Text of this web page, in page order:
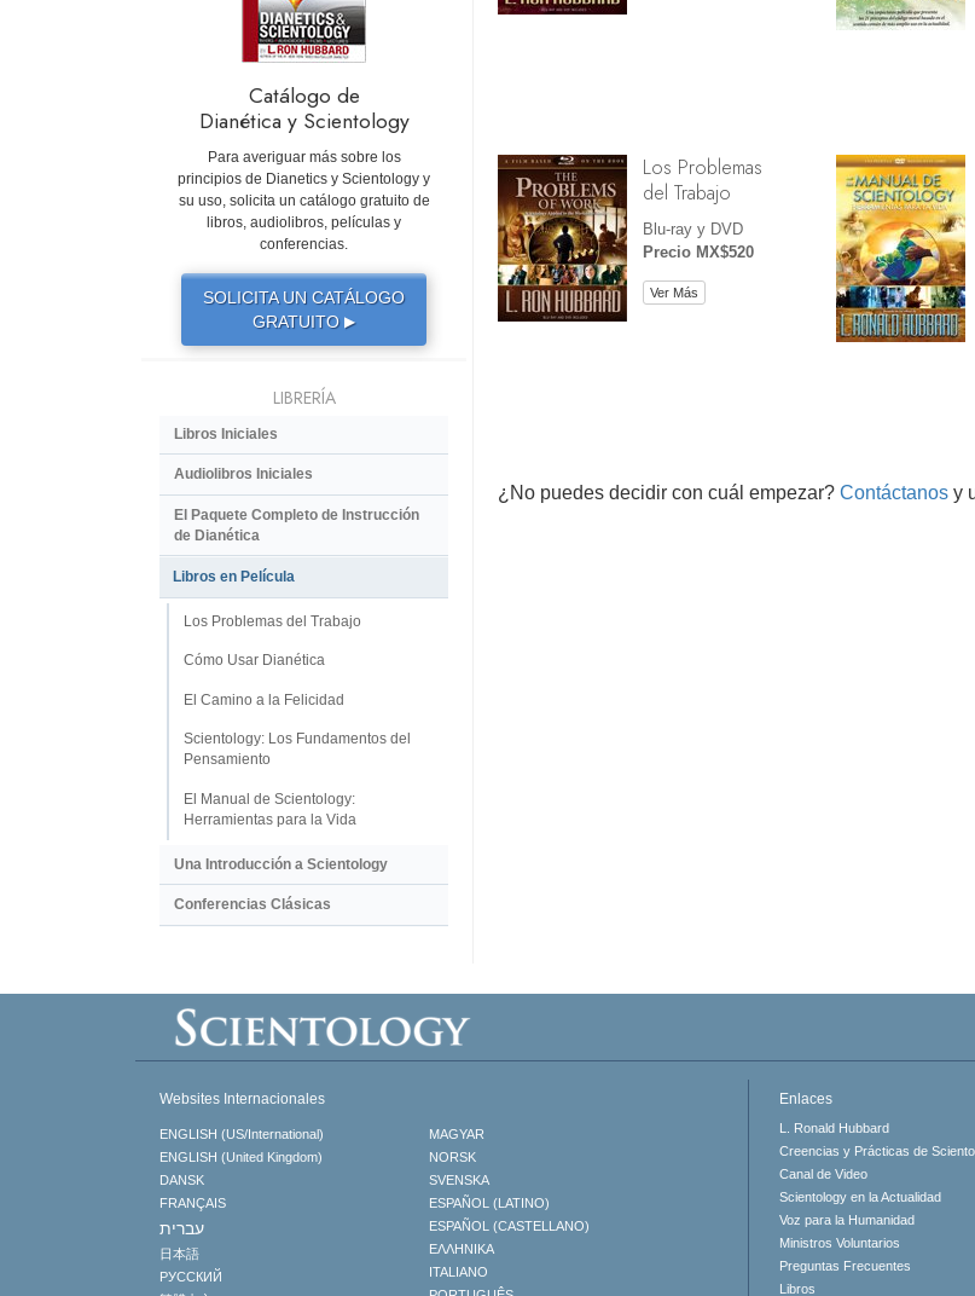
Los Problemas
del Trabajo
Blu-ray y DVD
Precio MX$520
Ver Más
¿No puedes decidir con cuál empezar? Contáctanos y
Catálogo de
Dianética y Scientology
Para averiguar más sobre los
principios de Dianetics y Scientology y
su uso, solicita un catálogo gratuito de
libros, audiolibros, películas y
conferencias.
SOLICITA UN CATÁLOGO
GRATUITO ▶
LIBRERÍA
Libros Iniciales
Audiolibros Iniciales
El Paquete Completo de Instrucción
de Dianética
Libros en Película
Los Problemas del Trabajo
Cómo Usar Dianética
El Camino a la Felicidad
Scientology: Los Fundamentos del
Pensamiento
El Manual de Scientology:
Herramientas para la Vida
Una Introducción a Scientology
Conferencias Clásicas
Websites Internacionales
ENGLISH (US/International)
ENGLISH (United Kingdom)
DANSK
FRANÇAIS
עברית
日本語
РУССКИЙ
MAGYAR
NORSK
SVENSKA
ESPAÑOL (LATINO)
ESPAÑOL (CASTELLANO)
ΕΛΛΗΝΙΚA
ITALIANO
Enlaces
L. Ronald Hubbard
Creencias y Prácticas de
Canal de Video
Scientology en la Actualidad
Voz para la Humanidad
Ministros Voluntarios
Preguntas Frecuentes
Libros